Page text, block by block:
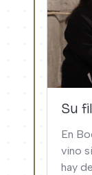
Su
En
vino
hay